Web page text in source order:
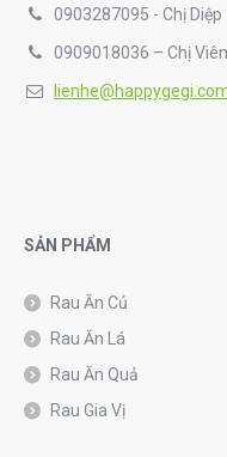
0903287095 - Chị Diệp
0909018036 – Chị Viên
SẢN PHẨM
Rau Ăn Củ
Rau Ăn Lá
Rau Ăn Quả
Rau Gia Vị